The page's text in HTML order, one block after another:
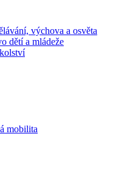
výchova a osvěta
dětí a mládeže
mobilita